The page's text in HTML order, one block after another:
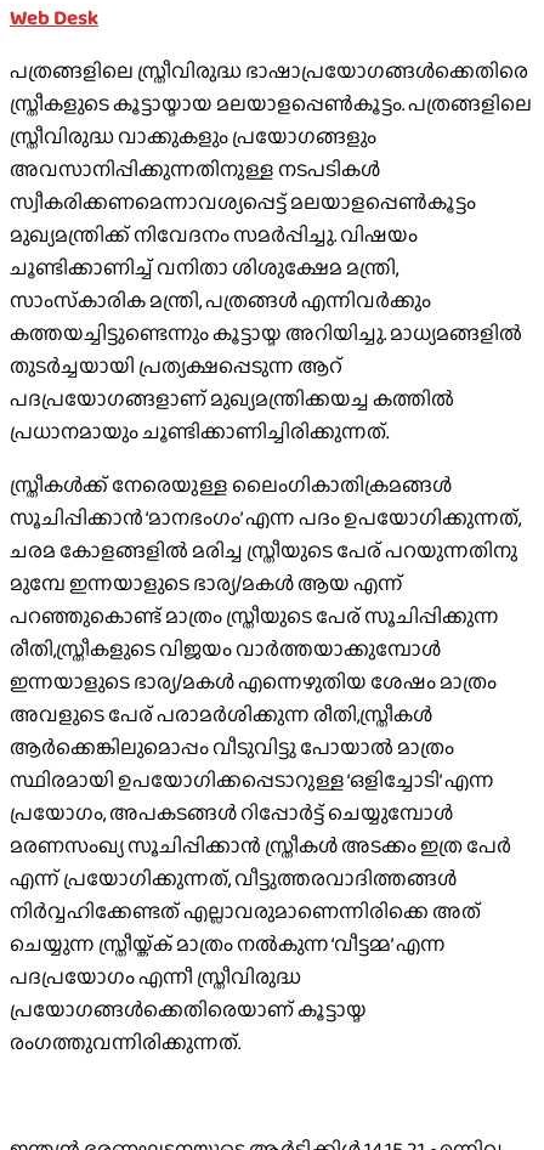
Web Desk
പത്രങ്ങളിലെ സ്ത്രീവിരുദ്ധ ഭാഷാപ്രയോഗങ്ങള്‍ക്കെതിരെ
സ്ത്രീകളുടെ കൂട്ടായ്മായ മലയാളപ്പെണ്‍കൂട്ടം. പത്രങ്ങളിലെ
സ്ത്രീവിരുദ്ധ വാക്കുകളും പ്രയോഗങ്ങളും
അവസാനിപ്പിക്കുന്നതിനുള്ള നടപടികള്‍
സ്വീകരിക്കണമെന്നാവശ്യപ്പെട്ട് മലയാളപ്പെണ്‍കൂട്ടം
മുഖ്യമന്ത്രിക്ക് നിവേദനം സമര്‍പ്പിച്ചു. വിഷയം
ചൂണ്ടിക്കാണിച്ച് വനിതാ ശിശുക്ഷേമ മന്ത്രി,
സാംസ്‌കാരിക മന്ത്രി, പത്രങ്ങള്‍ എന്നിവര്‍ക്കും
കത്തയച്ചിട്ടുണ്ടെന്നും കൂട്ടായ്മ അറിയിച്ചു. മാധ്യമങ്ങളില്‍
തുടര്‍ച്ചയായി പ്രത്യക്ഷപ്പെടുന്ന ആറ്
പദപ്രയോഗങ്ങളാണ് മുഖ്യമന്ത്രിക്കയച്ച കത്തില്‍
പ്രധാനമായും ചൂണ്ടിക്കാണിച്ചിരിക്കുന്നത്.
സ്ത്രീകള്‍ക്ക് നേരെയുള്ള ലൈംഗികാതിക്രമങ്ങള്‍
സൂചിപ്പിക്കാന്‍ ‘മാനഭംഗം’ എന്ന പദം ഉപയോഗിക്കുന്നത്,
ചരമ കോളങ്ങളില്‍ മരിച്ച സ്ത്രീയുടെ പേര് പറയുന്നതിനു
മുമ്പേ ഇന്നയാളുടെ ഭാര്യ/മകള്‍ ആയ എന്ന്
പറഞ്ഞുകൊണ്ട് മാത്രം സ്ത്രീയുടെ പേര് സൂചിപ്പിക്കുന്ന
രീതി,സ്ത്രീകളുടെ വിജയം വാര്‍ത്തയാക്കുമ്പോള്‍
ഇന്നയാളുടെ ഭാര്യ/മകള്‍ എന്നെഴുതിയ ശേഷം മാത്രം
അവളുടെ പേര് പരാമര്‍ശിക്കുന്ന രീതി,സ്ത്രീകള്‍
ആര്‍ക്കെങ്കിലുമൊപ്പം വീടുവിട്ടു പോയാല്‍ മാത്രം
സ്ഥിരമായി ഉപയോഗിക്കപ്പെടാറുള്ള ‘ഒളിച്ചോടി’ എന്ന
പ്രയോഗം, അപകടങ്ങള്‍ റിപ്പോര്‍ട്ട് ചെയ്യുമ്പോള്‍
മരണസംഖ്യ സൂചിപ്പിക്കാന്‍ സ്ത്രീകള്‍ അടക്കം ഇത്ര പേര്‍
എന്ന് പ്രയോഗിക്കുന്നത്, വീട്ടുത്തരവാദിത്തങ്ങള്‍
നിര്‍വ്വഹിക്കേണ്ടത് എല്ലാവരുമാണെന്നിരിക്കെ അത്
ചെയ്യുന്ന സ്ത്രീയ്ക്ക് മാത്രം നല്‍കുന്ന ‘വീട്ടമ്മ’ എന്ന
പദപ്രയോഗം എന്നീ സ്ത്രീവിരുദ്ധ
പ്രയോഗങ്ങള്‍ക്കെതിരെയാണ് കൂട്ടായ്മ
രംഗത്തുവന്നിരിക്കുന്നത്.